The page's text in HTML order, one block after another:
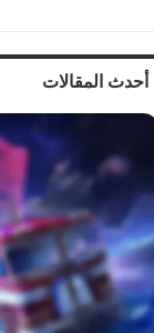
أحدث المقالات